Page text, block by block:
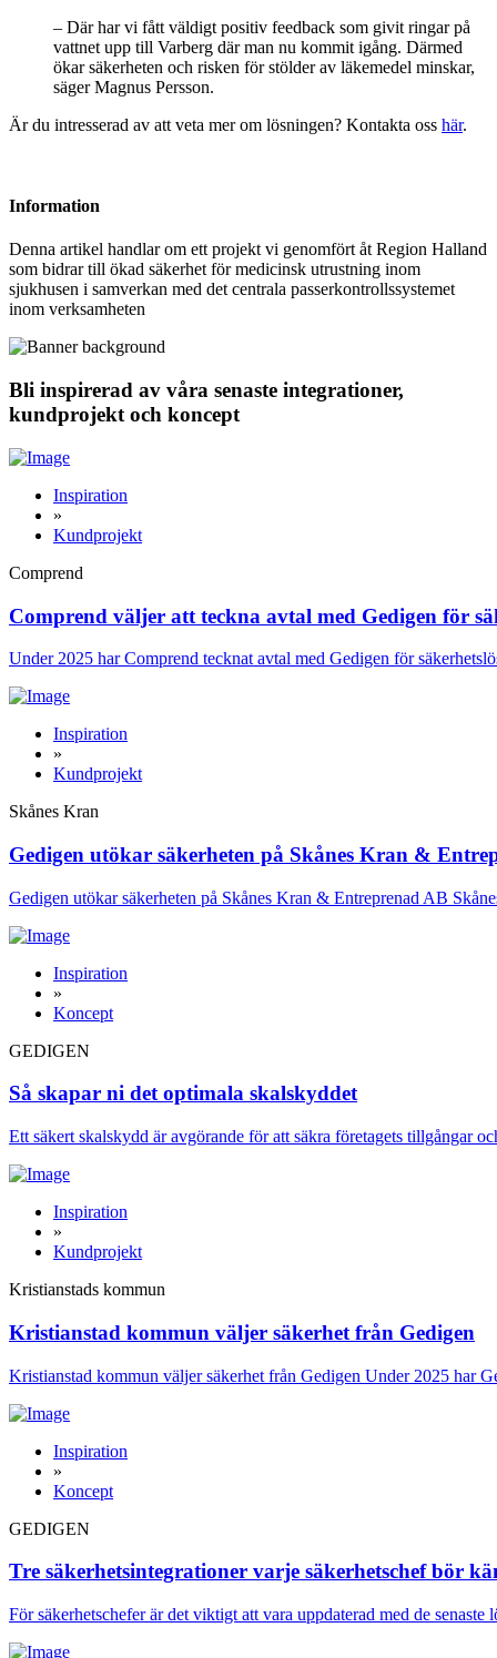
– Där har vi fått väldigt positiv feedback som givit ringar på
vattnet upp till Varberg där man nu kommit igång. Därmed
ökar säkerheten och risken för stölder av läkemedel minskar,
säger Magnus Persson.
Är du intresserad av att veta mer om lösningen? Kontakta oss här.
Information
Denna artikel handlar om ett projekt vi genomfört åt Region Halland
som bidrar till ökad säkerhet för medicinsk utrustning inom
sjukhusen i samverkan med det centrala passerkontrollssystemet
inom verksamheten
Bli inspirerad av våra senaste integrationer,
kundprojekt och koncept
Inspiration
»
Kundprojekt
Comprend
Comprend väljer att teckna avtal med Gedigen för
Under 2025 har Comprend tecknat avtal med Gedigen för
Inspiration
»
Kundprojekt
Skånes Kran
Gedigen utökar säkerheten på Skånes Kran &
Gedigen utökar säkerheten på Skånes Kran & Entreprenad AB
Inspiration
»
Koncept
GEDIGEN
Så skapar ni det optimala skalskyddet
Ett säkert skalskydd är avgörande för att säkra företagets tillgångar
Inspiration
»
Kundprojekt
Kristianstads kommun
Kristianstad kommun väljer säkerhet från Gedigen
Kristianstad kommun väljer säkerhet från Gedigen Under 2025 har
Inspiration
»
Koncept
GEDIGEN
Tre säkerhetsintegrationer varje säkerhetschef bör
För säkerhetschefer är det viktigt att vara uppdaterad med de